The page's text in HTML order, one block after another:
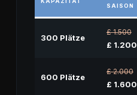
SAISON
300 Plätze
£ 1.500
£ 1.200
600 Plätze
£ 2.000
£ 1.600